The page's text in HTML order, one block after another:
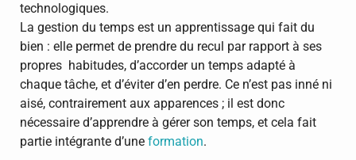
technologiques.
La gestion du temps est un apprentissage qui fait du
bien : elle permet de prendre du recul par rapport à ses
propres habitudes, d’accorder un temps adapté à
chaque tâche, et d’éviter d’en perdre. Ce n’est pas inné ni
aisé, contrairement aux apparences ; il est donc
nécessaire d’apprendre à gérer son temps, et cela fait
partie intégrante d’une formation.